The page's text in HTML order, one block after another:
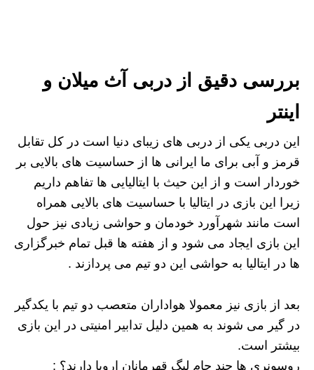
بررسی دقیق از دربی آث میلان و
اینتر
این دربی یکی از دربی های زیبای دنیا است در کل تقابل
قرمز و آبی برای ما ایرانی ها از حساسیت های بالایی بر
خوردار است و از این حیث با ایتالیایی ها تفاهم داریم
زیرا این بازی در ایتالیا با حساسیت های بالایی همراه
است مانند شهرآورد خودمان و حواشی زیادی نیز حول
این بازی ایجاد می شود و از هفته ها قبل تمام خبرگزاری
ها در ایتالیا به حواشی این دو تیم می پردازند .
بعد از بازی نیز معمولا هواداران متعصب دو تیم با یکدگیر
در گیر می شوند به همین دلیل تدابیر امنیتی در این بازی
بیشتر است.
روسونری ها چند جام لیگ قهرمانان اروپا دارند؟ :